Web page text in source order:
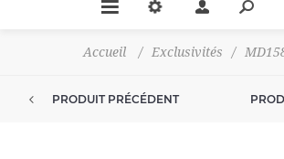
Accueil / Exclusivités /
PRODUIT PRÉCÉDENT